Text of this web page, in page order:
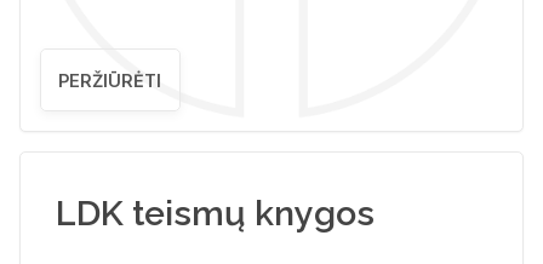
PERŽIŪRĖTI
LDK teismų knygos